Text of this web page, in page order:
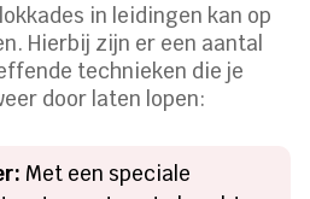
in leidingen kan op
Hierbij zijn er een aantal
technieken die je
door laten lopen:
Met een speciale